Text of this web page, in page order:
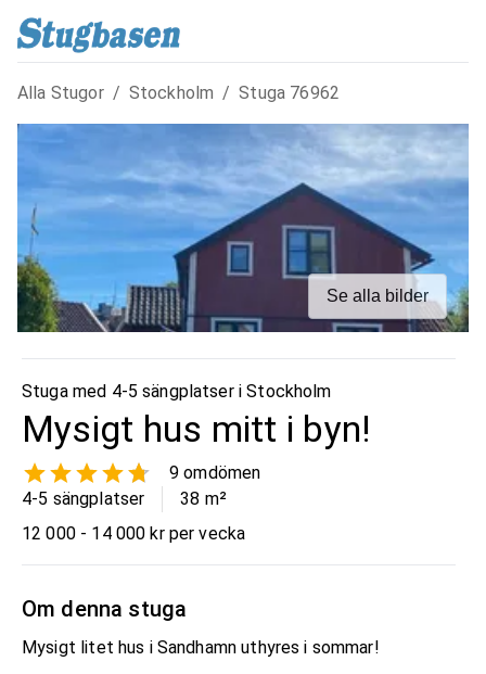
Alla Stugor / Stockholm / Stuga 76962
Se alla bilder
Stuga med 4-5 sängplatser iStockholm
Mysigt hus mitt i byn!
9 omdömen
4-5 sängplatser
38 m²
12 000 - 14 000 kr per vecka
Om denna stuga
Mysigt litet hus i Sandhamn uthyres i sommar!